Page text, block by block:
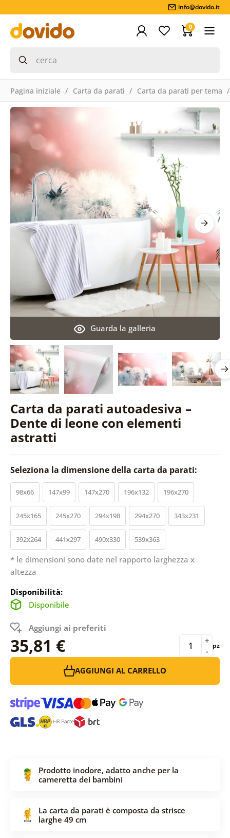
info@dovido.it
0
Pagina iniziale Carta da parati Carta da parati per tema
Carta da parati autoadesiva –
Dente di leone con elementi
astratti
Guarda la galleria
Seleziona la dimensione della carta da parati:
98x66 147x99 147x270 196x132 196x270
245x165 245x270 294x198 294x270 343x231
392x264 441x297 490x330 539x363
* le dimensioni sono date nel rapporto larghezza x
altezza
Disponibilità:
Disponibile
Aggiungi ai preferiti
35,81 € -
+ pz
AGGIUNGI AL CARRELLO
Prodotto inodore, adatto anche per la
cameretta dei bambini
La carta da parati è composta da strisce
larghe 49 cm